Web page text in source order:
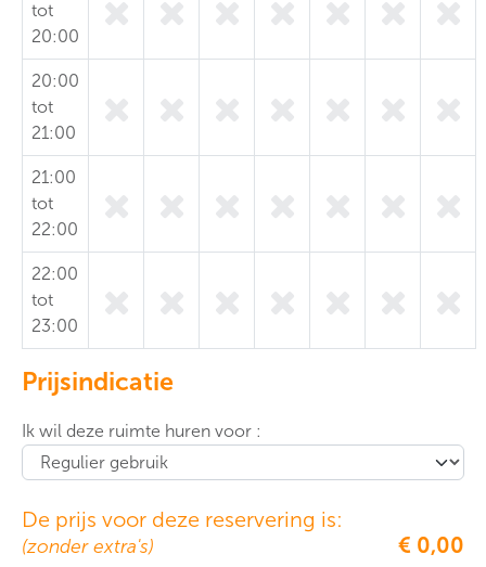
tot
20:00
20:00
tot
21:00
21:00
tot
22:00
22:00
tot
23:00
Prijsindicatie
Ik wil deze ruimte huren voor :
De prijs voor deze reservering is:
(zonder extra's) € 0,00